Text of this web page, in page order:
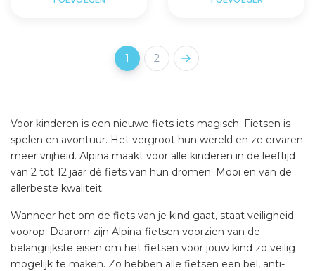
1 2
Voor kinderen is een nieuwe fiets iets magisch. Fietsen is
spelen en avontuur. Het vergroot hun wereld en ze ervaren
meer vrijheid. Alpina maakt voor alle kinderen in de leeftijd
van 2 tot 12 jaar dé fiets van hun dromen. Mooi en van de
allerbeste kwaliteit.
Wanneer het om de fiets van je kind gaat, staat veiligheid
voorop. Daarom zijn Alpina-fietsen voorzien van de
belangrijkste eisen om het fietsen voor jouw kind zo veilig
mogelijk te maken. Zo hebben alle fietsen een bel, anti-